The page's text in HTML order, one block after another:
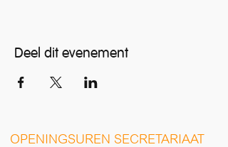
Deel dit evenement
OPENINGSUREN SECRETARIAAT